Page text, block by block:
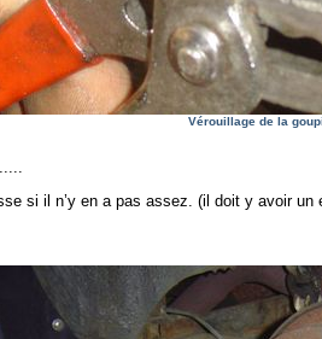
Vérouillage de la
si il n’y en a pas assez. (il doit y avoir un